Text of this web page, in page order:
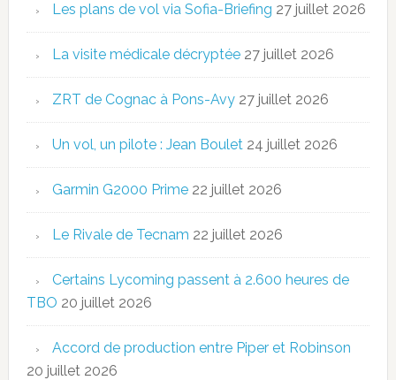
Les plans de vol via Sofia-Briefing 27 juillet 2026
La visite médicale décryptée 27 juillet 2026
ZRT de Cognac à Pons-Avy 27 juillet 2026
Un vol, un pilote : Jean Boulet 24 juillet 2026
Garmin G2000 Prime 22 juillet 2026
Le Rivale de Tecnam 22 juillet 2026
Certains Lycoming passent à 2.600 heures de
TBO 20 juillet 2026
Accord de production entre Piper et Robinson
20 juillet 2026